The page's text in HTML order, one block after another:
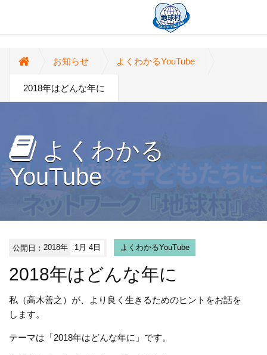
お知らせ よくわかるYouTube
2018年はどんな年に
よくわかる
YouTube
公開日：2018年 1月 4日 よくわかるYouTube
2018年はどんな年に
私（高木善之）が、より良く生きるためのヒントをお話を
します。
テーマは「2018年はどんな年に」です。